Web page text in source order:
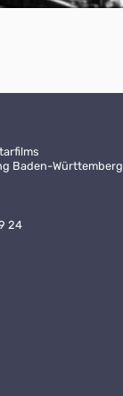
Baden-Württemberg
24